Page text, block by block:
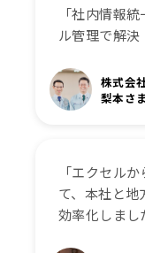
「社内情報
ル管理で解決
株式会
梨本さ
「エクセル
て、本社と地
効率化しまし